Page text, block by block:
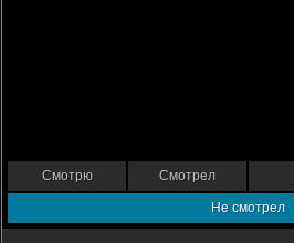
Смотрю Смотрел
Не смотрел